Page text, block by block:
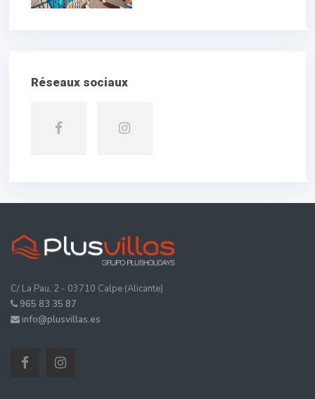
Réseaux sociaux
C/ La Pau, 2 - 03710 Calpe (Alicante)
965 83 35 87
info@plusvillas.es